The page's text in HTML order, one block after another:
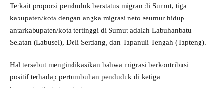
Terkait proporsi penduduk berstatus migran di Sumut, tiga
kabupaten/kota dengan angka migrasi neto seumur hidup
antarkabupaten/kota tertinggi di Sumut adalah Labuhanbatu
Selatan (Labusel), Deli Serdang, dan Tapanuli Tengah (Tapteng).
Hal tersebut mengindikasikan bahwa migrasi berkontribusi
positif terhadap pertumbuhan penduduk di ketiga